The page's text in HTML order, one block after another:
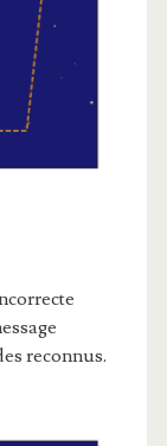
reconnus.